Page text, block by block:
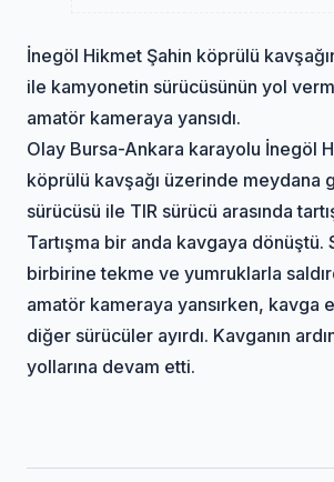
İnegöl Hikmet Şahin köprülü
ile kamyonetin sürücüsünün yol
amatör kameraya yansıdı.
Olay Bursa-Ankara karayolu İnegöl
köprülü kavşağı üzerinde meydana
sürücüsü ile TIR sürücü arasında
Tartışma bir anda kavgaya dönüştü.
birbirine tekme ve yumruklarla
amatör kameraya yansırken, kavga
diğer sürücüler ayırdı. Kavganın
yollarına devam etti.